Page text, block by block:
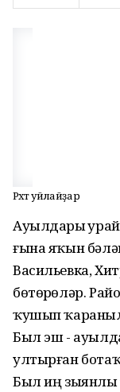
Рәхәт уйлайҙар
Ауылдарҙы
ғына яҡын
Васильевка,
бөтөрҙөләр.
ҡушып
Был эш -
ултырған
Был иң зыянлы